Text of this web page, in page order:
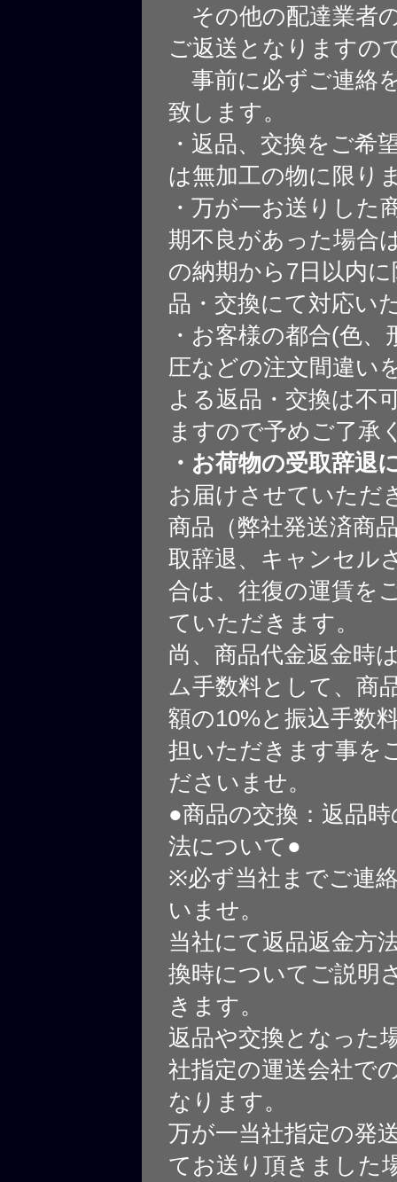
その他の配達業者
ご返送となりますの
事前に必ずご連絡
致します。
・返品、交換をご希
は無加工の物に限り
・万が一お送りした
期不良があった場合
の納期から7日以内
品・交換にて対応い
・お客様の都合(色、
圧などの注文間違い
よる返品・交換は不
ますので予めご了承
・お荷物の受取辞退
お届けさせていただ
商品（弊社発送済商
取辞退、キャンセル
合は、往復の運賃を
ていただきます。
尚、商品代金返金時
ム手数料として、商
額の10%と振込手数
担いただきます事を
ださいませ。
●商品の交換：返品
法について●
※必ず当社までご連
いませ。
当社にて返品返金方
換時についてご説明
きます。
返品や交換となった
社指定の運送会社で
なります。
万が一当社指定の発
てお送り頂きました